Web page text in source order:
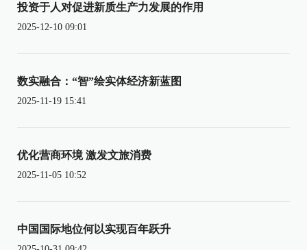
投资于人对促进新质生产力发展的作用
2025-12-10 09:01
数实融合：“智”绘实体经济新蓝图
2025-11-19 15:41
优化营商环境 激发文旅消费
2025-11-05 10:52
中国国际地位何以实现百年跃升